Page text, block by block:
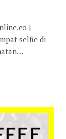
|
selfie di